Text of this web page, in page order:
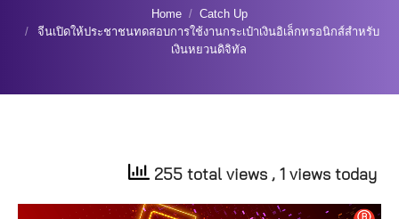
Home
Catch Up
จีนเปิดให้ประชาชนทดสอบการใช้งานกระเป๋าเงินอิเล็กทรอนิกส์สำหรับ
เงินหยวนดิจิทัล
255 total views , 1 views today